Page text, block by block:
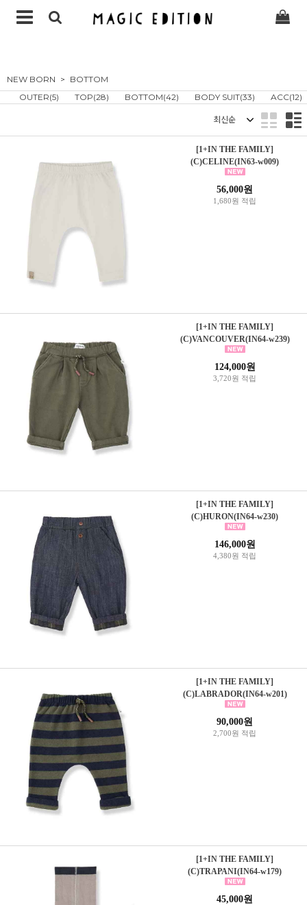
NEW BORN
BOTTOM
OUTER(5)
TOP(28) BOTTOM(42) BODY SUIT(33) ACC(12)
[1+IN THE FAMILY]
(C)CELINE(IN63-w009)
56,000원
1,680원 적립
[1+IN THE FAMILY]
(C)VANCOUVER(IN64-w239)
124,000원
3,720원 적립
[1+IN THE FAMILY]
(C)HURON(IN64-w230)
146,000원
4,380원 적립
[1+IN THE FAMILY]
(C)LABRADOR(IN64-w201)
90,000원
2,700원 적립
[1+IN THE FAMILY]
(C)TRAPANI(IN64-w179)
45,000원